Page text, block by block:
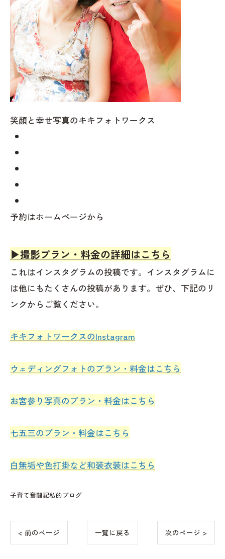
笑顔と幸せ写真のキキフォトワークス
予約はホームページから
▶︎撮影プラン・料金の詳細はこちら
これはインスタグラムの投稿です。インスタグラムに
は他にもたくさんの投稿があります。ぜひ、下記のリ
ンクからご覧ください。
キキフォトワークスのInstagram
ウェディングフォトのプラン・料金はこちら
お宮参り写真のプラン・料金はこちら
七五三のプラン・料金はこちら
白無垢や色打掛など和装衣装はこちら
子育て奮闘記私的ブログ
< 前のページ 一覧に戻る 次のページ >